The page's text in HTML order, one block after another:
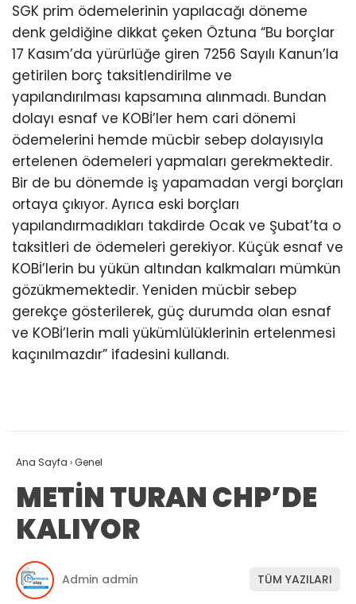
SGK prim ödemelerinin yapılacağı döneme
denk geldiğine dikkat çeken Öztuna “Bu borçlar
17 Kasım’da yürürlüğe giren 7256 Sayılı Kanun’la
getirilen borç taksitlendirilme ve
yapılandırılması kapsamına alınmadı. Bundan
dolayı esnaf ve KOBİ’ler hem cari dönemi
ödemelerini hemde mücbir sebep dolayısıyla
ertelenen ödemeleri yapmaları gerekmektedir.
Bir de bu dönemde iş yapamadan vergi borçları
ortaya çıkıyor. Ayrıca eski borçları
yapılandırmadıkları takdirde Ocak ve Şubat’ta o
taksitleri de ödemeleri gerekiyor. Küçük esnaf ve
KOBİ’lerin bu yükün altından kalkmaları mümkün
gözükmemektedir. Yeniden mücbir sebep
gerekçe gösterilerek, güç durumda olan esnaf
ve KOBİ’lerin mali yükümlülüklerinin ertelenmesi
kaçınılmazdır” ifadesini kullandı.
Ana Sayfa ›Genel
METİN TURAN CHP’DE
KALIYOR
Admin admin TÜM YAZILARI